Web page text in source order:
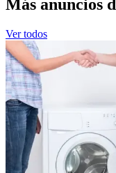
Más anuncios
Ver todos